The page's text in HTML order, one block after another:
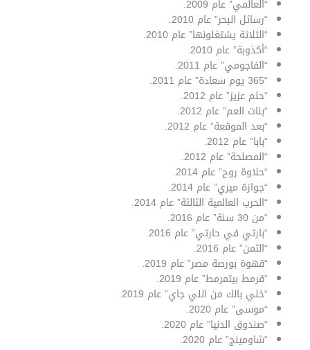
“العالمي” عام 2009.
“رسائل البحر” عام 2010.
“الثلاثة يشتغلونها” عام 2010.
“أكذوبة” عام 2010.
“الفاجومي” عام 2011.
“365 يوم سعادة” عام 2011.
“حلم عزيز” عام 2012.
“بنات العم” عام 2012.
“بعد الموقعة” عام 2012.
“بابا” عام 2012.
“المصلحة” عام 2012.
“حلاوة روح” عام 2014.
“جوازة ميري” عام 2014.
“الحرب العالمية الثالثة” عام 2014.
“من 30 سنة” عام 2016.
“بارتي في حارتي” عام 2016.
“الثمن” عام 2016.
“قهوة بورصة مصر” عام 2019.
“قرمط بيتمرمط” عام 2019.
“خلي بالك من اللي جاي” عام 2019.
“موسى” عام 2020.
“صندوق الدنيا” عام 2020.
“شاومينج” عام 2020.